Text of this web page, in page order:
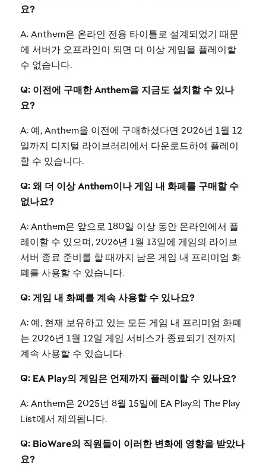
요?
A: Anthem은 온라인 전용 타이틀로 설계되었기 때문
에 서버가 오프라인이 되면 더 이상 게임을 플레이할
수 없습니다.
Q: 이전에 구매한 Anthem을 지금도 설치할 수 있나
요?
A: 예, Anthem을 이전에 구매하셨다면 2026년 1월 12
일까지 디지털 라이브러리에서 다운로드하여 플레이
할 수 있습니다.
Q: 왜 더 이상 Anthem이나 게임 내 화폐를 구매할 수
없나요?
A: Anthem은 앞으로 180일 이상 동안 온라인에서 플
레이할 수 있으며, 2026년 1월 13일에 게임의 라이브
서버 종료 준비를 할 때까지 남은 게임 내 프리미엄 화
폐를 사용할 수 있습니다.
Q: 게임 내 화폐를 계속 사용할 수 있나요?
A: 예, 현재 보유하고 있는 모든 게임 내 프리미엄 화폐
는 2026년 1월 12일 게임 서비스가 종료되기 전까지
계속 사용할 수 있습니다.
Q: EA Play의 게임은 언제까지 플레이할 수 있나요?
A: Anthem은 2025년 8월 15일에 EA Play의 The Play
List에서 제외됩니다.
Q: BioWare의 직원들이 이러한 변화에 영향을 받았나
요?